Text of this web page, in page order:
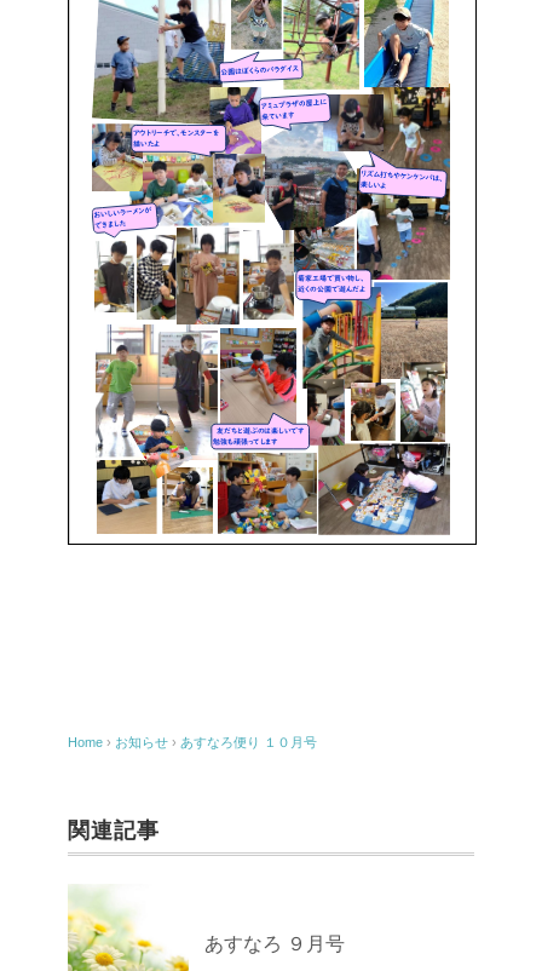
Home › お知らせ › あすなろ便り １０月号
関連記事
あすなろ ９月号